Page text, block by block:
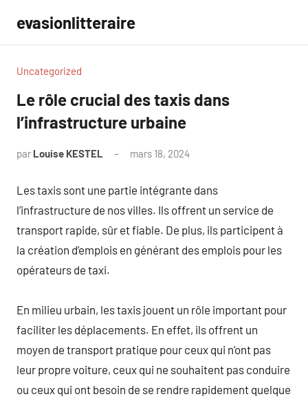
contenu
evasionlitteraire
Uncategorized
Le rôle crucial des taxis dans
l’infrastructure urbaine
par Louise KESTEL mars 18, 2024
Les taxis sont une partie intégrante dans
l’infrastructure de nos villes. Ils offrent un service de
transport rapide, sûr et fiable. De plus, ils participent à
la création d’emplois en générant des emplois pour les
opérateurs de taxi.
En milieu urbain, les taxis jouent un rôle important pour
faciliter les déplacements. En effet, ils offrent un
moyen de transport pratique pour ceux qui n’ont pas
leur propre voiture, ceux qui ne souhaitent pas conduire
ou ceux qui ont besoin de se rendre rapidement quelque